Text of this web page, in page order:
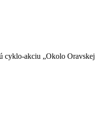
cyklo-akciu „Okolo Oravskej